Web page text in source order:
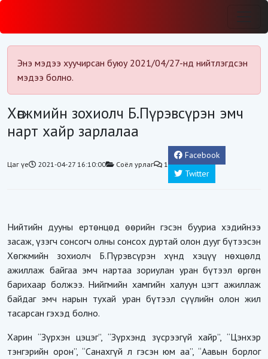
Энэ мэдээ хуучирсан буюу 2021/04/27-нд нийтлэгдсэн
мэдээ болно.
Хөгжмийн зохиолч Б.Пүрэвсүрэн эмч
нарт хайр зарлалаа
Цаг үе 2021-04-27 16:10:00 Соёл урлаг 1
Facebook
Twitter
Нийтийн дууны ертөнцөд өөрийн гэсэн бууриа хэдийнээ
засаж, үзэгч сонсогч олны сонсох дуртай олон дууг бүтээсэн
Хөгжмийн зохиолч Б.Пүрэвсүрэн хүнд хэцүү нөхцөлд
ажиллаж байгаа эмч нартаа зориулан уран бүтээл өргөн
барихаар болжээ. Нийгмийн хамгийн халуун цэгт ажиллаж
байдаг эмч нарын тухай уран бүтээл сүүлийн олон жил
тасарсан гэхэд болно.
Харин “Зүрхэн цэцэг”, “Зүрхэнд зүсрээгүй хайр”, “Цэнхэр
тэнгэрийн орон”, “Санахгүй л гэсэн юм аа”, “Аавын борлог